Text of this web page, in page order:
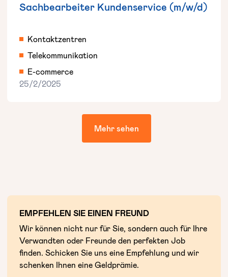
Sachbearbeiter Kundenservice (m/w/d)
Kontaktzentren
Telekommunikation
E-commerce
25/2/2025
Mehr sehen
EMPFEHLEN SIE EINEN FREUND
Wir können nicht nur für Sie, sondern auch für Ihre
Verwandten oder Freunde den perfekten Job
finden. Schicken Sie uns eine Empfehlung und wir
schenken Ihnen eine Geldprämie.